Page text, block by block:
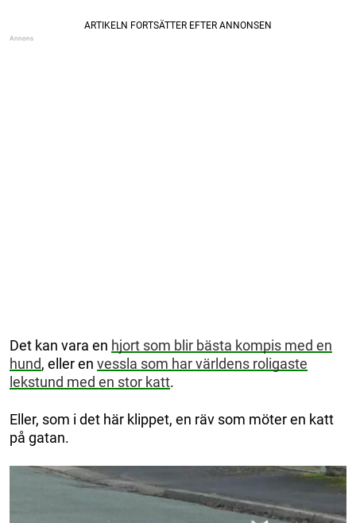
Det kan vara en hjort som blir bästa kompis med en
hund, eller en vessla som har världens roligaste
lekstund med en stor katt.
Eller, som i det här klippet, en räv som möter en katt
på gatan.